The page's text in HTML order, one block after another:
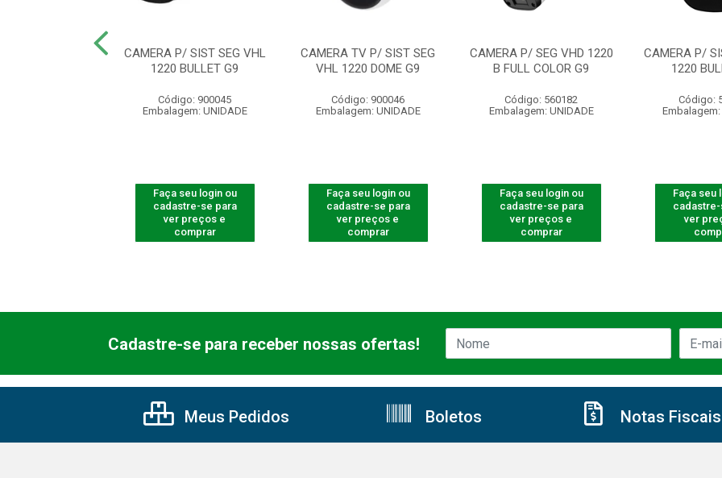
CAMERA P/ SIST SEG VHL
1220 BULLET G9
Código: 900045
Embalagem: UNIDADE
Faça seu login ou
cadastre-se para
ver preços e
comprar
CAMERA TV P/ SIST SEG
VHL 1220 DOME G9
Código: 900046
Embalagem: UNIDADE
Faça seu login ou
cadastre-se para
ver preços e
comprar
CAMERA P/ SEG VHD 1220
B FULL COLOR G9
Código: 560182
Embalagem: UNIDADE
Faça seu login ou
cadastre-se para
ver preços e
comprar
CAMERA P/
1220
Código:
Embalagem:
Faça seu
ver
Cadastre-se para receber nossas ofertas!
Meus Pedidos Boletos Notas Fiscais